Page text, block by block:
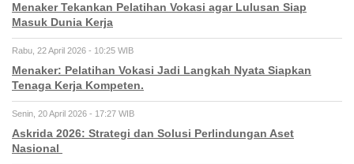
Menaker Tekankan Pelatihan Vokasi agar Lulusan Siap
Masuk Dunia Kerja
Rabu, 22 April 2026 - 10:25 WIB
Menaker: Pelatihan Vokasi Jadi Langkah Nyata Siapkan
Tenaga Kerja Kompeten.
Senin, 20 April 2026 - 17:27 WIB
Askrida 2026: Strategi dan Solusi Perlindungan Aset
Nasional